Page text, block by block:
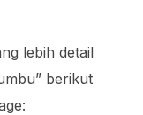
lebih detail
berikut